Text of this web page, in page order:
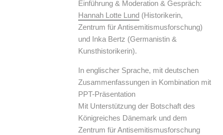
Einführung & Moderation & Gespräch:
Hannah Lotte Lund(Historikerin,
Zentrum für Antisemitismusforschung)
und Inka Bertz (Germanistin &
Kunsthistorikerin).
In englischer Sprache, mit deutschen
Zusammenfassungen in Kombination mit
PPT-Präsentation
Mit Unterstützung der Botschaft des
Königreiches Dänemark und dem
Zentrum für Antisemitismusforschung